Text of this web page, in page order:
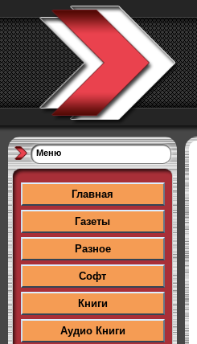
Меню
Главная
Газеты
Разное
Софт
Книги
Аудио Книги